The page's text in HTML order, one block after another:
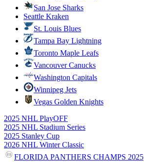
San Jose Sharks
Seattle Kraken
St. Louis Blues
Tampa Bay Lightning
Toronto Maple Leafs
Vancouver Canucks
Washington Capitals
Winnipeg Jets
Vegas Golden Knights
2025 NHL PlayOFF
2025 NHL Stadium Series
2025 Stanley Cup
2026 NHL Winter Classic
FLORIDA PANTHERS CHAMPS 2025